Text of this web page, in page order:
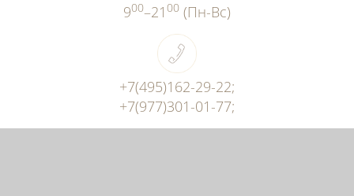
900–21 00 (Пн-Вс)
+7(495)162-29-22;
+7(977)301-01-77;